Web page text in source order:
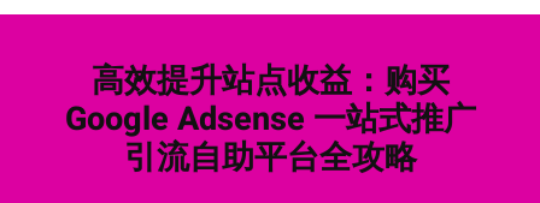
高效提升站点收益：购买
Google Adsense 一站式推广
引流自助平台全攻略